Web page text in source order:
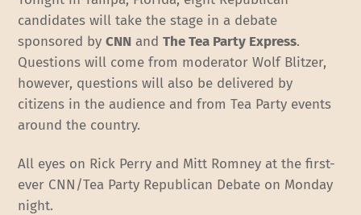
candidates will take the stage in a debate
sponsored byCNN andThe Tea Party Express.
Questions will come from moderator Wolf Blitzer,
however, questions will also be delivered by
citizens in the audience and from Tea Party events
around the country.
All eyes on Rick Perry and Mitt Romney at the first-
ever CNN/Tea Party Republican Debate on Monday
night.